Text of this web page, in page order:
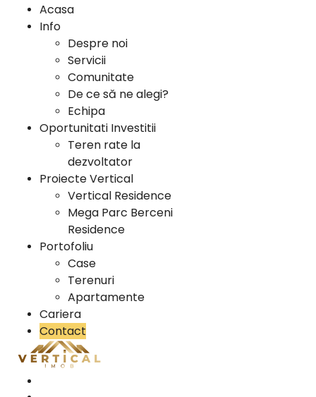
Acasa
Info
Despre noi
Servicii
Comunitate
De ce să ne alegi?
Echipa
Oportunitati Investitii
Teren rate la
dezvoltator
Proiecte Vertical
Vertical Residence
Mega Parc Berceni
Residence
Portofoliu
Case
Terenuri
Apartamente
Cariera
Contact